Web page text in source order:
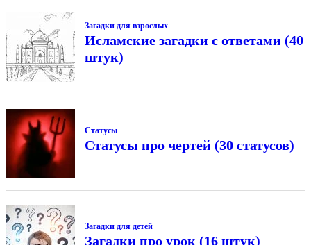
Загадки для взрослых
Исламские загадки с ответами (40
штук)
Статусы
Статусы про чертей (30 статусов)
Загадки для детей
Загадки про урок (16 штук)